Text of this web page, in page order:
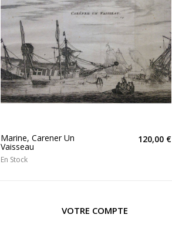
Marine, Carener Un
Vaisseau
120,00 €
En Stock
VOTRE COMPTE